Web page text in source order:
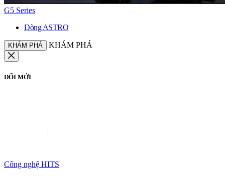
G5 Series
Dòng ASTRO
KHÁM PHÁ KHÁM PHÁ
ĐỔI MỚI
Công nghệ HITS